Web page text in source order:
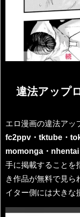
違法アップ
エロ漫画の違法アッ
fc2ppv・tktube・
momonga・nhentai
手に掲載することを
き作品が無料で見ら
イター側には大きな